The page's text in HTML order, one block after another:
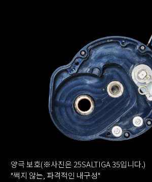
양극 보호(※사진은 25SALTIGA 35입니다.)
"썩지 않는, 파격적인 내구성"